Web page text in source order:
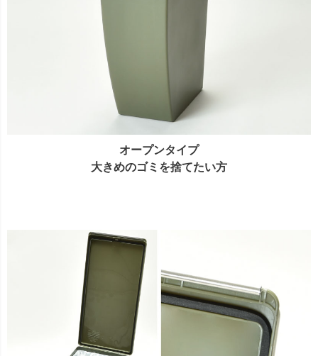
オープンタイプ
大きめのゴミを捨てたい方